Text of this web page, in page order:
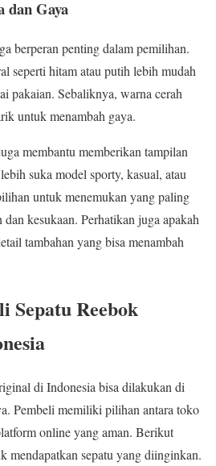
dan Gaya
berperan penting dalam pemilihan.
seperti hitam atau putih lebih mudah
pakaian. Sebaliknya, warna cerah
untuk menambah gaya.
membantu memberikan tampilan
suka model sporty, kasual, atau
untuk menemukan yang paling
kesukaan. Perhatikan juga apakah
tambahan yang bisa menambah
Sepatu Reebok
di Indonesia bisa dilakukan di
Pembeli memiliki pilihan antara toko
online yang aman. Berikut
mendapatkan sepatu yang diinginkan.